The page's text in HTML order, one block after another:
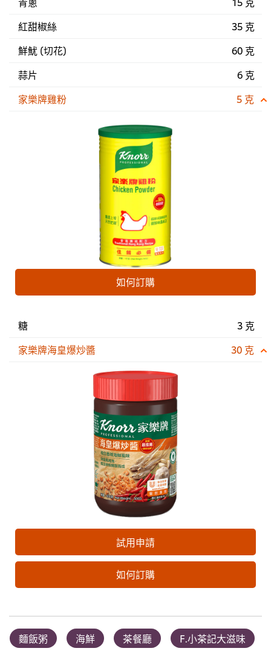
紅甜椒絲
35 克
鮮魷 (切花)
60 克
蒜片
6 克
家樂牌雞粉
5 克
如何訂購
糖
3 克
家樂牌海皇爆炒醬
30 克
試用申請
如何訂購
麵飯粥 海鮮 茶餐廳 F.小茶記大滋味